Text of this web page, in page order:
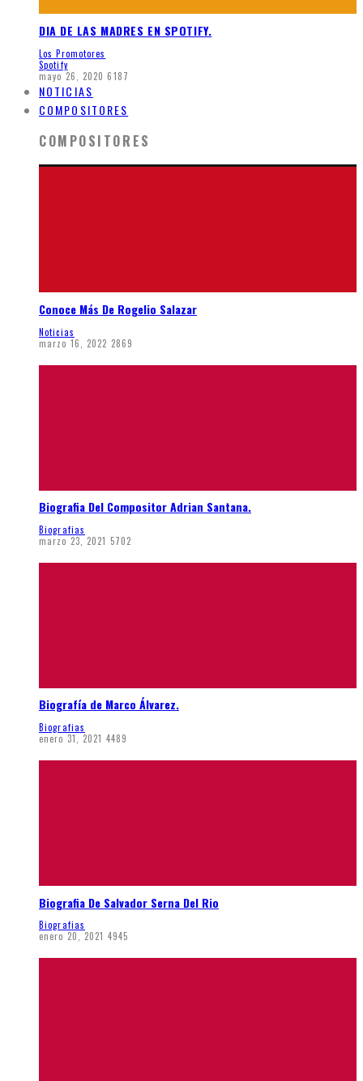
DIA DE LAS MADRES EN SPOTIFY.
Los Promotores
Spotify
mayo 26, 2020 6187
NOTICIAS
COMPOSITORES
COMPOSITORES
Conoce Más De Rogelio Salazar
Noticias
marzo 16, 2022 2869
Biografia Del Compositor Adrian Santana.
Biografias
marzo 23, 2021 5702
Biografía de Marco Álvarez.
Biografias
enero 31, 2021 4489
Biografia De Salvador Serna Del Rio
Biografias
enero 20, 2021 4945